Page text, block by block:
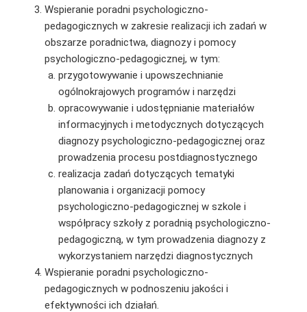
Wspieranie poradni psychologiczno-
pedagogicznych w zakresie realizacji ich zadań w
obszarze poradnictwa, diagnozy i pomocy
psychologiczno-pedagogicznej, w tym:
przygotowywanie i upowszechnianie
ogólnokrajowych programów i narzędzi
opracowywanie i udostępnianie materiałów
informacyjnych i metodycznych dotyczących
diagnozy psychologiczno-pedagogicznej oraz
prowadzenia procesu postdiagnostycznego
realizacja zadań dotyczących tematyki
planowania i organizacji pomocy
psychologiczno-pedagogicznej w szkole i
współpracy szkoły z poradnią psychologiczno-
pedagogiczną, w tym prowadzenia diagnozy z
wykorzystaniem narzędzi diagnostycznych
Wspieranie poradni psychologiczno-
pedagogicznych w podnoszeniu jakości i
efektywności ich działań.